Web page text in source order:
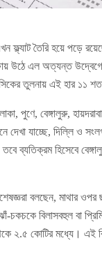
তৈরি হয়ে পড়ে
উঠে এল অত্যন্ত
তুলনায় এই হার ১১
পুণে, বেঙ্গালুরু,
দেখা যাচ্ছে, দিল্লি ও
ব্যতিক্রম হিসেবে
বলছেন, মাথার
চকচকে বিলাসবহুল বা
২.৫ কোটির মধ্যে। এই